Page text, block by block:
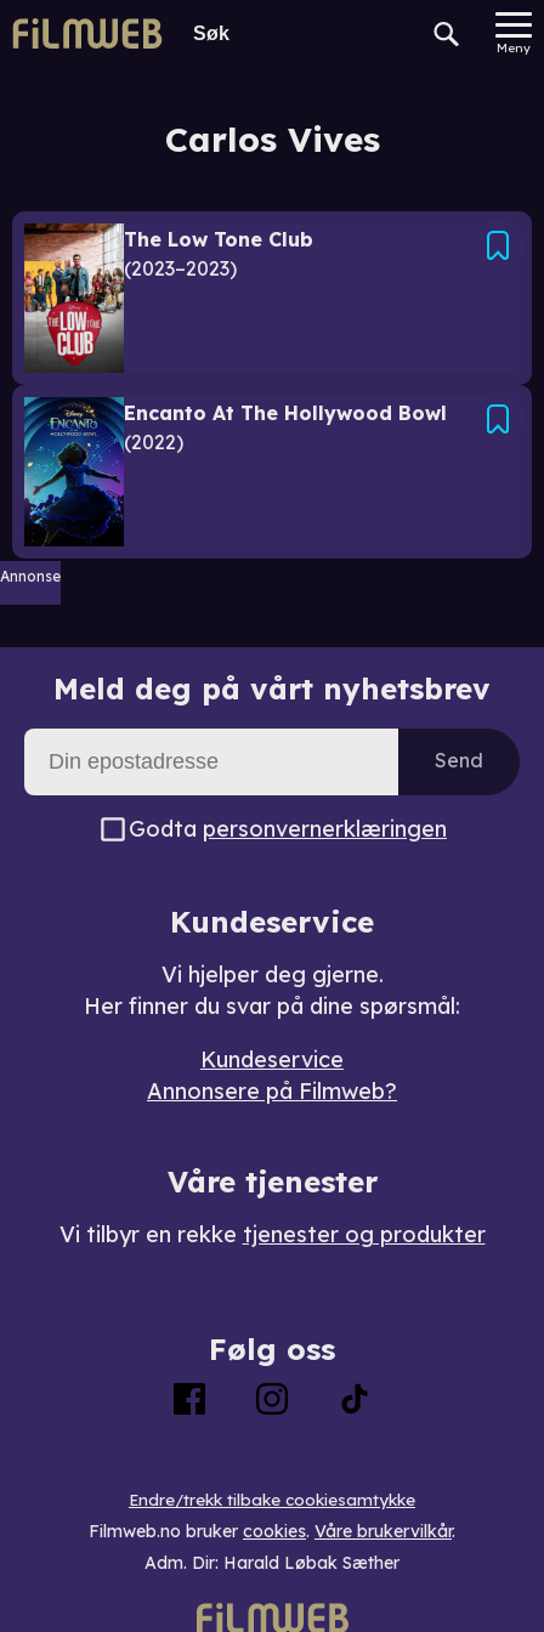
Meny
Carlos Vives
The Low Tone Club
2023–2023
Encanto At The Hollywood Bowl
2022
Annonse
Meld deg på vårt nyhetsbrev
Send
Godta personvernerklæringen
Kundeservice
Vi hjelper deg gjerne.
Her finner du svar på dine spørsmål:
Kundeservice
Annonsere på Filmweb?
Våre tjenester
Vi tilbyr en rekke tjenester og produkter
Følg oss
Endre/trekk tilbake cookiesamtykke
Filmweb.no bruker cookies. Våre brukervilkår.
Adm. Dir: Harald Løbak Sæther